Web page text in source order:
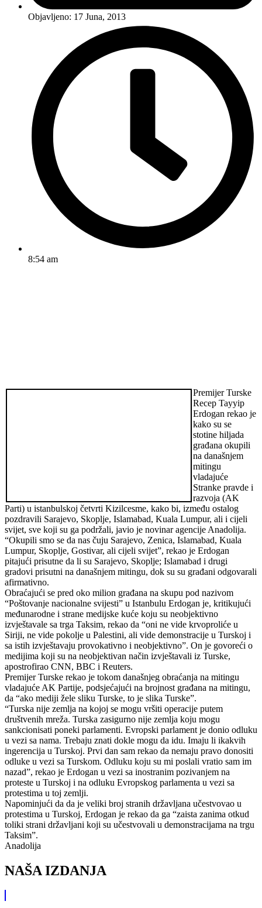
Objavljeno: 17 Juna, 2013
8:54 am
Premijer Turske
Recep Tayyip
Erdogan rekao je
kako su se
stotine hiljada
građana okupili
na današnjem
mitingu
vladajuće
Stranke pravde i
razvoja (AK
Parti) u istanbulskoj četvrti Kizilcesme, kako bi, između ostalog
pozdravili Sarajevo, Skoplje, Islamabad, Kuala Lumpur, ali i cijeli
svijet, sve koji su ga podržali, javio je novinar agencije Anadolija.
“Okupili smo se da nas čuju Sarajevo, Zenica, Islamabad, Kuala
Lumpur, Skoplje, Gostivar, ali cijeli svijet”, rekao je Erdogan
pitajući prisutne da li su Sarajevo, Skoplje; Islamabad i drugi
gradovi prisutni na današnjem mitingu, dok su su građani odgovarali
afirmativno.
Obraćajući se pred oko milion građana na skupu pod nazivom
“Poštovanje nacionalne svijesti” u Istanbulu Erdogan je, kritikujući
međunarodne i strane medijske kuće koju su neobjektivno
izvještavale sa trga Taksim, rekao da “oni ne vide krvoproliće u
Siriji, ne vide pokolje u Palestini, ali vide demonstracije u Turskoj i
sa istih izvještavaju provokativno i neobjektivno”. On je govoreći o
medijima koji su na neobjektivan način izvještavali iz Turske,
apostrofirao CNN, BBC i Reuters.
Premijer Turske rekao je tokom današnjeg obraćanja na mitingu
vladajuće AK Partije, podsjećajući na brojnost građana na mitingu,
da “ako mediji žele sliku Turske, to je slika Turske”.
“Turska nije zemlja na kojoj se mogu vršiti operacije putem
društvenih mreža. Turska zasigurno nije zemlja koju mogu
sankcionisati poneki parlamenti. Evropski parlament je donio odluku
u vezi sa nama. Trebaju znati dokle mogu da idu. Imaju li ikakvih
ingerencija u Turskoj. Prvi dan sam rekao da nemaju pravo donositi
odluke u vezi sa Turskom. Odluku koju su mi poslali vratio sam im
nazad”, rekao je Erdogan u vezi sa inostranim pozivanjem na
proteste u Turskoj i na odluku Evropskog parlamenta u vezi sa
protestima u toj zemlji.
Napominjući da da je veliki broj stranih državljana učestvovao u
protestima u Turskoj, Erdogan je rekao da ga “zaista zanima otkud
toliki strani državljani koji su učestvovali u demonstracijama na trgu
Taksim”.
Anadolija
NAŠA IZDANJA